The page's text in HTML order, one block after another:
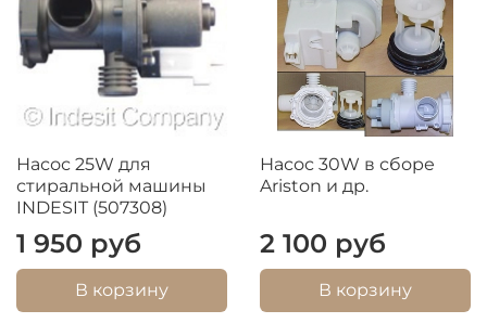
Насос 25W для
стиральной машины
INDESIT (507308)
1 950 руб
В корзину
Насос 30W в сборе
Ariston и др.
2 100 руб
В корзину